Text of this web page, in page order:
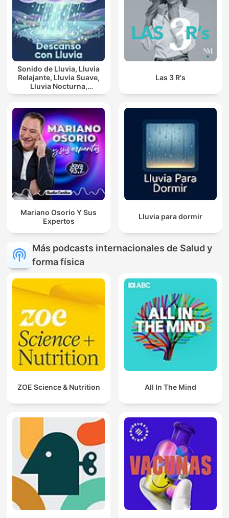
Sonido de Lluvia, Lluvia
Relajante, Lluvia Suave,
Lluvia Nocturna,
Descanso Con Lluvia
Las 3 R's
Mariano Osorio Y Sus
Expertos
Lluvia para dormir
Más podcasts internacionales de Salud y
forma física
ZOE Science & Nutrition All In The Mind